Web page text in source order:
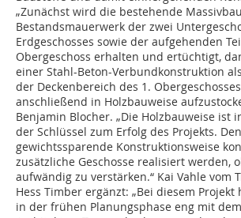
„Zunächst wird die bestehende
Bestandsmauerwerk der zwei
Erdgeschosses sowie der aufgehenden
Obergeschoss erhalten und ertüchtigt,
einer Stahl-Beton-Verbundkonstruktion
der Deckenbereich des 1.
anschließend in Holzbauweise
Benjamin Blocher. „Die Holzbauweise ist
der Schlüssel zum Erfolg des Projekts.
gewichtssparende Konstruktionsweise
zusätzliche Geschosse realisiert werden,
aufwändig zu verstärken.“ Kai Vahle vom
Hess Timber ergänzt: „Bei diesem
in der frühen Planungsphase eng mit